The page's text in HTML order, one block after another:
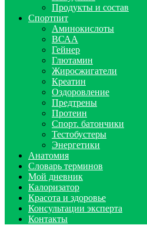
Продукты и состав
Спортпит
Аминокислоты
ВСАА
Гейнер
Глютамин
Жиросжигатели
Креатин
Оздоровление
Предтрены
Протеин
Спорт. батончики
Тестобустеры
Энергетики
Анатомия
Словарь терминов
Мой дневник
Калоризатор
Красота и здоровье
Консультации эксперта
Контакты